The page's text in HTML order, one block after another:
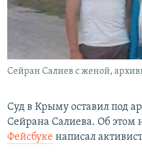
ПОБЕДИТЕЛЕЙ НЕ СУДЯТ?
КРЫМ.НЕПОКОРЕННЫЙ
УКРАИНСКАЯ ПРОБЛЕМА КРЫМА
ПРИСОЕДИНЯЙТЕСЬ!
Сейран Салиев с женой,
Суд в Крыму оставил под
Сейрана Салиева. Об этом
Фейсбуке написал